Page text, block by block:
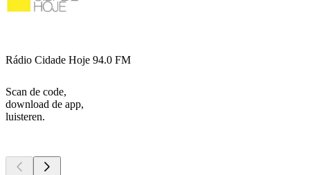
Rádio Cidade Hoje 94.0 FM
Scan de code,
download de app,
luisteren.